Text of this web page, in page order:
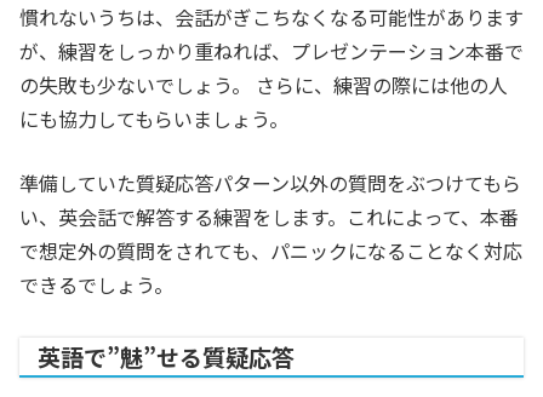
慣れないうちは、会話がぎこちなくなる可能性があります
が、練習をしっかり重ねれば、プレゼンテーション本番で
の失敗も少ないでしょう。 さらに、練習の際には他の人
にも協力してもらいましょう。
準備していた質疑応答パターン以外の質問をぶつけてもら
い、英会話で解答する練習をします。これによって、本番
で想定外の質問をされても、パニックになることなく対応
できるでしょう。
英語で”魅”せる質疑応答